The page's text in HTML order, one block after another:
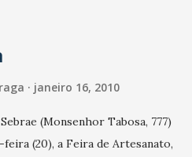
janeiro 16, 2010
(Monsenhor Tabosa, 777)
(20), a Feira de Artesanato,